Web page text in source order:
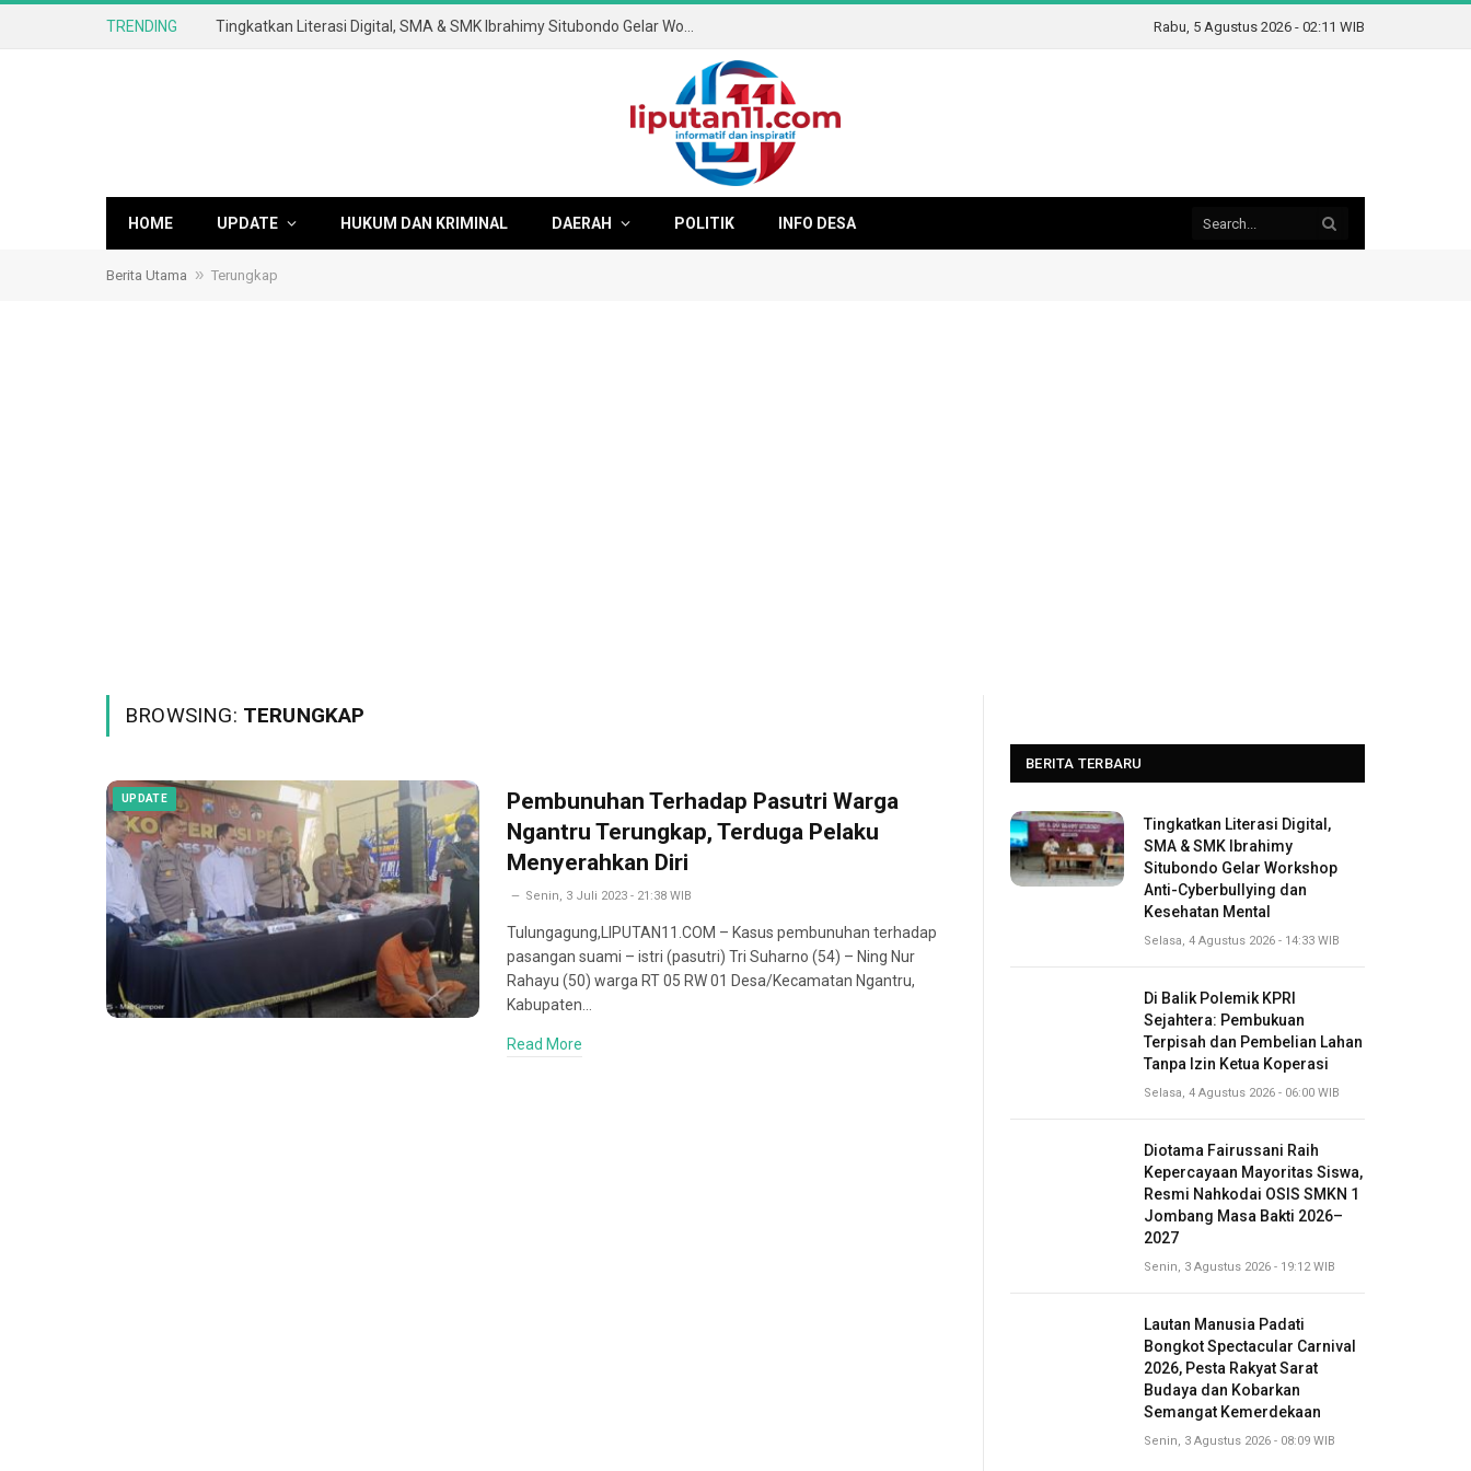
TRENDING Rabu, 5 Agustus 2026 - 02:11 WIB
HOME UPDATE HUKUM DAN KRIMINAL DAERAH POLITIK INFO DESA
Berita Utama » Terungkap
BROWSING: TERUNGKAP
UPDATE
Pembunuhan Terhadap Pasutri Warga
Ngantru Terungkap, Terduga Pelaku
Menyerahkan Diri
Senin, 3 Juli 2023 - 21:38 WIB
Tulungagung,LIPUTAN11.COM – Kasus pembunuhan terhadap
pasangan suami – istri (pasutri) Tri Suharno (54) – Ning Nur
Rahayu (50) warga RT 05 RW 01 Desa/Kecamatan Ngantru,
Kabupaten…
Read More
BERITA TERBARU
Tingkatkan Literasi Digital,
SMA & SMK Ibrahimy
Situbondo Gelar Workshop
Anti-Cyberbullying dan
Kesehatan Mental
Selasa, 4 Agustus 2026 - 14:33 WIB
Di Balik Polemik KPRI
Sejahtera: Pembukuan
Terpisah dan Pembelian Lahan
Tanpa Izin Ketua Koperasi
Selasa, 4 Agustus 2026 - 06:00 WIB
Diotama Fairussani Raih
Kepercayaan Mayoritas Siswa,
Resmi Nahkodai OSIS SMKN 1
Jombang Masa Bakti 2026–
2027
Senin, 3 Agustus 2026 - 19:12 WIB
Lautan Manusia Padati
Bongkot Spectacular Carnival
2026, Pesta Rakyat Sarat
Budaya dan Kobarkan
Semangat Kemerdekaan
Senin, 3 Agustus 2026 - 08:09 WIB